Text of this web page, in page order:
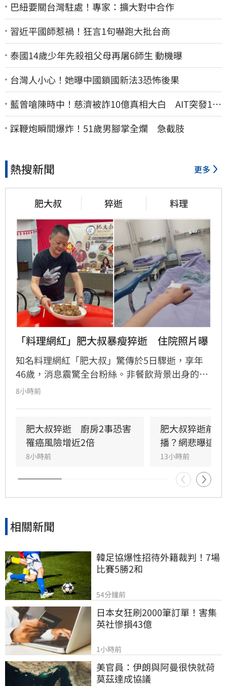
巴紐要關台灣駐處！專家：擴大對中合作
習近平國師惹禍！狂言1句嚇跑大批台商
泰國14歲少年先殺祖父母再屠6師生 動機曝
台灣人小心！她曝中國鎖國新法3恐怖後果
藍曾嗆陳時中！慈濟被詐10億真相大白 AIT突發1文
酸爆…他笑：真的很會
踩鞭炮瞬間爆炸！51歲男腳掌全爛 急截肢
熱搜新聞 更多
肥大叔 猝逝 料理
「料理網紅」肥大叔暴瘦猝逝　住院照片曝
知名料理網紅「肥大叔」驚傳於5日驟逝，享年
46歲，消息震驚全台粉絲。非餐飲背景出身的
他，憑藉親切教學與拚勁，將直播事業經營得有
陷，狀態顯得相當疲憊。肥大叔自2021年起頻傳
健康警訊，雖曾於2022年住院開刀，但出院後仍
堅持返回工作崗位，直到最後一刻仍心繫直播。
對於肥大叔的確切死因，家屬目前尚未對外說
明。
8小時前
肥大叔猝逝　廚房2事恐害
罹癌風險增近2倍
8小時前
肥大叔猝逝前
播？網悲曝這原
13小時前
相關新聞
韓足協爆性招待外籍裁判！7場
比賽5勝2和
54分鐘前
日本女狂刷2000筆訂單！害集
英社慘損43億
1小時前
美官員：伊朗與阿曼很快就荷
莫茲達成協議